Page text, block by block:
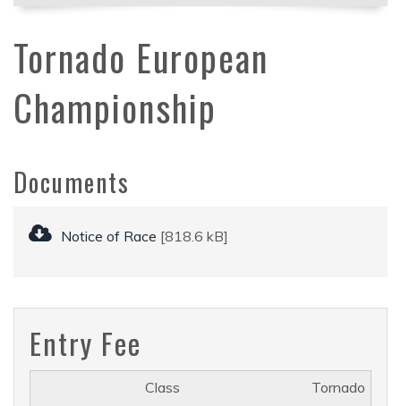
Tornado European
Championship
Entry Fee
Tornado
Documents
Notice of Race [818.6 kB]